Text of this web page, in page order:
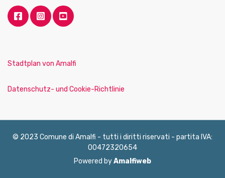
Stadtplan von Amalfi
Datenschutz- und Cookie-Richtlinie
© 2023 Comune di Amalfi - tutti i diritti riservati - partita IVA:
00472320654
Powered byAmalfiweb